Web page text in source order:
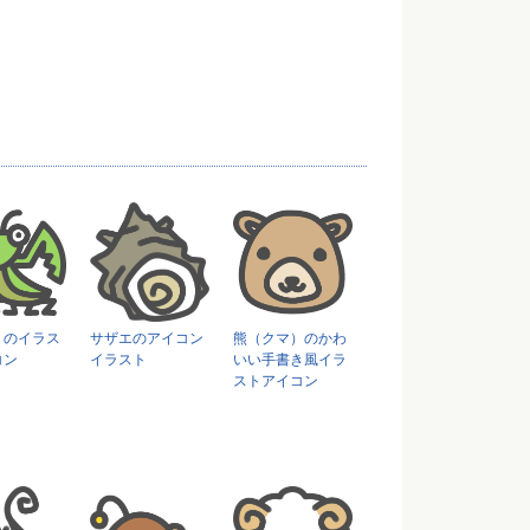
イラス
ン
サザエのアイコン
イラスト
熊（クマ）のかわ
いい手書き風イラ
ストアイコン